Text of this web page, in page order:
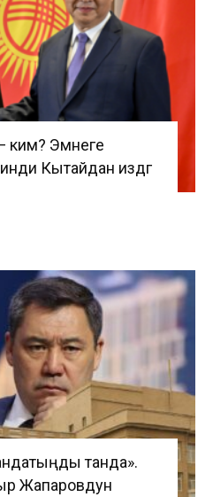
ким? Эмнеге
Кытайдан издөөгө
танда».
Жапаровдун